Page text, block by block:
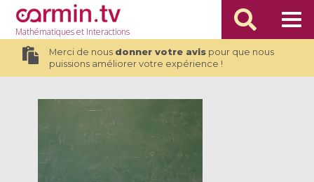
Mathématiqueset Interactions
Merci de nous donner votre avispour que nous
puissions améliorer votre expérience !